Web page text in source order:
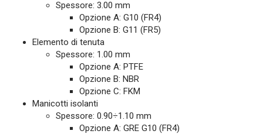
Spessore: 3.00 mm
Opzione A: G10 (FR4)
Opzione B: G11 (FR5)
Elemento di tenuta
Spessore: 1.00 mm
Opzione A: PTFE
Opzione B: NBR
Opzione C: FKM
Manicotti isolanti
Spessore: 0.90÷1.10 mm
Opzione A: GRE G10 (FR4)